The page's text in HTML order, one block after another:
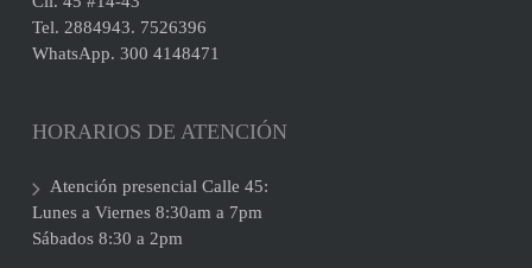
Tel. 2884943. 7526396
WhatsApp. 300 4148471
HORARIOS DE ATENCIÓN
Atención presencial Calle 45:
Lunes a Viernes 8:30am a 7pm
Sábados 8:30 a 2pm